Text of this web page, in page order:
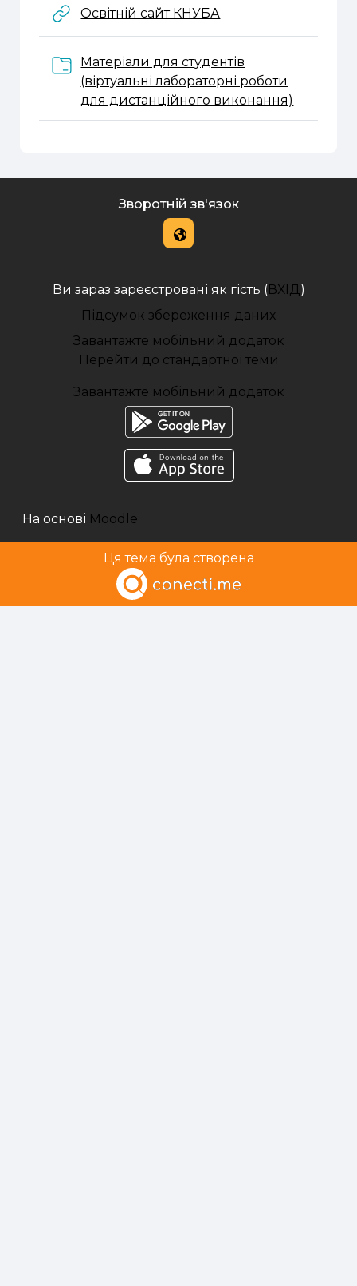
Освітній сайт КНУБА
Матеріали для студентів
(віртуальні лабораторні роботи
для дистанційного виконання)
Зворотній зв'язок
Ви зараз зареєстровані як гість (ВХІД )
Підсумок збереження даних
Завантажте мобільний додаток
Перейти до стандартної теми
Завантажте мобільний додаток
На основі Moodle
Ця тема була створена